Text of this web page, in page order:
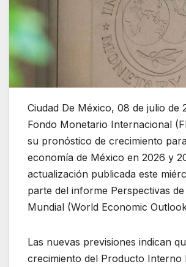
Ciudad De México, 08 de julio de
Fondo Monetario Internacional
su pronóstico de crecimiento
economía de México en 2026 y
actualización publicada este
parte del informe Perspectivas
Mundial (World Economic
Las nuevas previsiones indican
crecimiento del Producto Interno